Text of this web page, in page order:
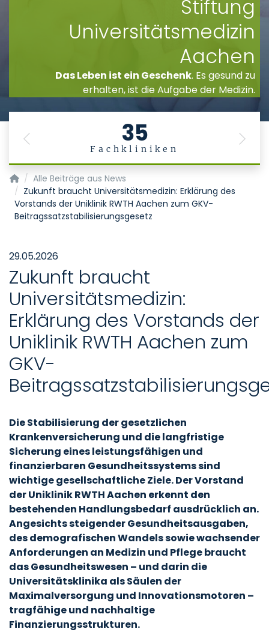
Stiftung
Universitätsmedizin
Aachen
Das Leben ist ein Geschenk. Es gesund zu
erhalten, ist die Aufgabe der Medizin.
35
Fachkliniken
Previous Next
Startseite
Alle Beiträge aus News
Zukunft braucht Universitätsmedizin: Erklärung des
Vorstands der Uniklinik RWTH Aachen zum GKV-
Beitragssatzstabilisierungsgesetz
29.05.2026
Zukunft braucht
Universitätsmedizin:
Erklärung des Vorstands der
Uniklinik RWTH Aachen zum
GKV-
Die Stabilisierung der gesetzlichen
Krankenversicherung und die langfristige
Sicherung eines leistungsfähigen und
finanzierbaren Gesundheitssystems sind
wichtige gesellschaftliche Ziele. Der Vorstand
der Uniklinik RWTH Aachen erkennt den
bestehenden Handlungsbedarf ausdrücklich an.
Angesichts steigender Gesundheitsausgaben,
des demografischen Wandels sowie wachsender
Anforderungen an Medizin und Pflege braucht
das Gesundheitswesen – und darin die
Universitätsklinika als Säulen der
Maximalversorgung und Innovationsmotoren –
tragfähige und nachhaltige
Finanzierungsstrukturen.